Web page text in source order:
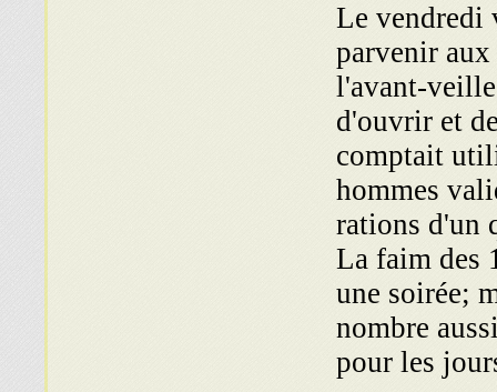
Le vendredi
parvenir
l'avant-
d'ouvrir et
comptait
hommes
rations d'un
La faim des
une soirée;
nombre
pour les